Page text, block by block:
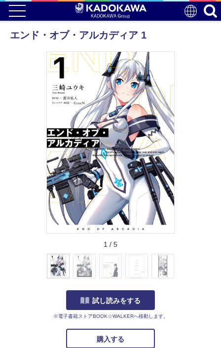
エンド・オブ・アルカディア 1
1 / 5
試し読みをする
※電子書籍ストアBOOK☆WALKERへ移動します。
購入する